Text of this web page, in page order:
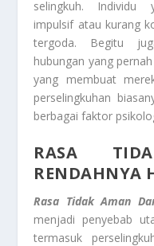
selingkuh. Individu
impulsif atau kurang
tergoda. Begitu
hubungan yang
yang membuat
perselingkuhan
berbagai faktor
RASA
RENDAHNYA
Rasa Tidak Aman
menjadi penyebab
termasuk